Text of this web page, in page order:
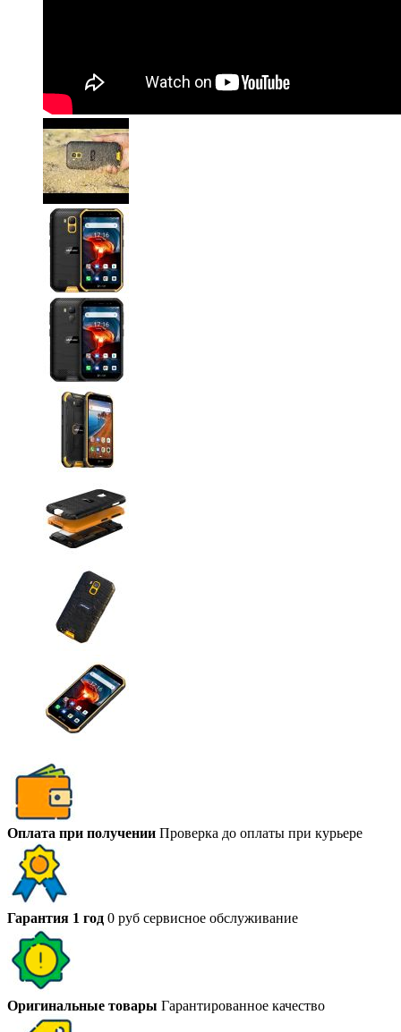
Оплата при получении Проверка до оплаты при курьере
Гарантия 1 год 0 руб сервисное обслуживание
Оригинальные товары Гарантированное качество